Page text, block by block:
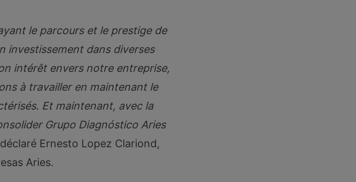
le parcours et le prestige de
investissement dans diverses
intérêt envers notre entreprise,
à travailler en maintenant le
Et maintenant, avec la
Grupo Diagnóstico Aries
Ernesto Lopez Clariond,
Aries.